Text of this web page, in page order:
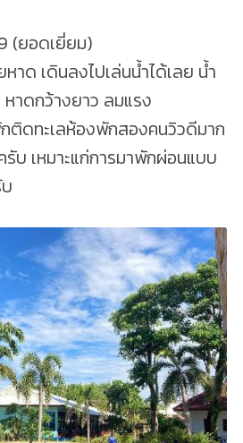
(ยอดเยี่ยม)
าด เดินลงไปเล่นน้ำได้เลย น้ำ
หาดกว้างยาว ลมแรง
ติดทะเลห้องพักสองคนวิวดีมาก
บ เหมาะแก่การมาพักผ่อนแบบ